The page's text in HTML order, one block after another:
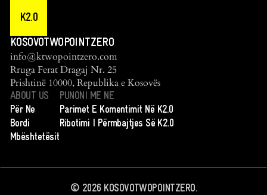
K2.0
KOSOVOTWOPOINTZERO
info@ktwopointzero.com
Rruga Ferat Dragaj Nr. 25
Prishtinë 10000, Republika e Kosovës
ABOUT US
Për Ne
Bordi
Mbështetësit
PUNONI ME NE
Parimet E Komentimit Në K2.0
Ribotimi I Përmbajtjes Së K2.0
© 2026KOSOVOTWOPOINTZERO.